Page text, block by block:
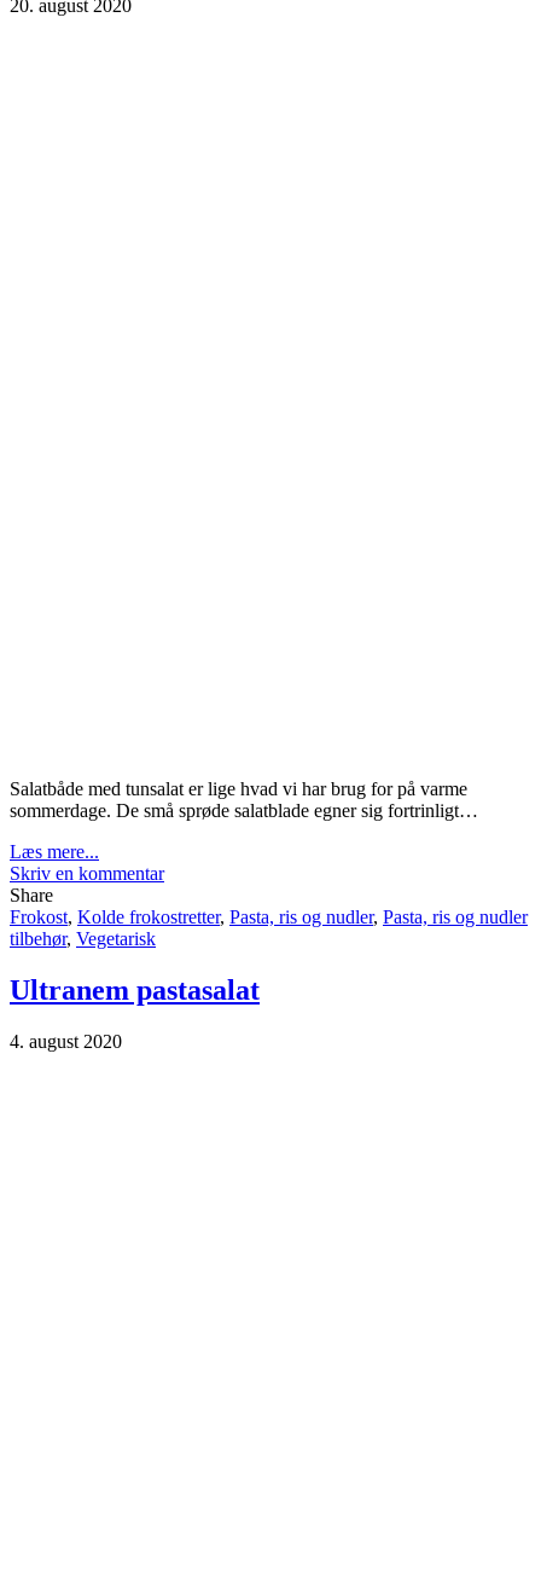
20. august 2020
Salatbåde med tunsalat er lige hvad vi har brug for på varme
sommerdage. De små sprøde salatblade egner sig fortrinligt…
Læs mere...
Skriv en kommentar
Share
Frokost, Kolde frokostretter, Pasta, ris og nudler, Pasta, ris og nudler
tilbehør, Vegetarisk
Ultranem pastasalat
4. august 2020